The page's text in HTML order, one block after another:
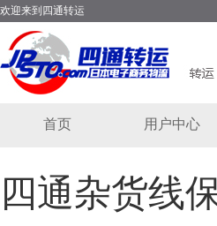
欢迎来到四通转运
首页 用户中心
四通杂货线